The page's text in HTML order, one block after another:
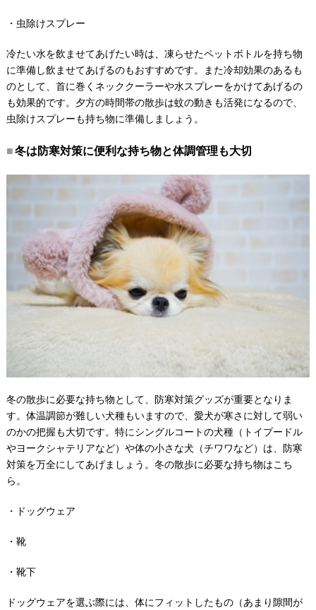
・虫除けスプレー
冷たい水を飲ませてあげたい時は、凍らせたペットボトルを持ち物
に準備し飲ませてあげるのもおすすめです。また冷却効果のあるも
のとして、首に巻くネッククーラーや水スプレーをかけてあげるの
も効果的です。夕方の時間帯の散歩は蚊の動きも活発になるので、
虫除けスプレーも持ち物に準備しましょう。
冬は防寒対策に便利な持ち物と体調管理も大切
冬の散歩に必要な持ち物として、防寒対策グッズが重要となりま
す。体温調節が難しい犬種もいますので、愛犬が寒さに対して弱い
のかの把握も大切です。特にシングルコートの犬種（トイプードル
やヨークシャテリアなど）や体の小さな犬（チワワなど）は、防寒
対策を万全にしてあげましょう。冬の散歩に必要な持ち物はこち
ら。
・ドッグウェア
・靴
・靴下
ドッグウェアを選ぶ際には、体にフィットしたもの（あまり隙間が